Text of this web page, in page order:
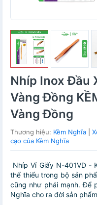
Nhíp Inox Đầu
Vàng Đồng
Vàng Đồng
Thương hiệu: Kềm Nghĩa
cạo của Kềm Nghĩa
Nhíp Vỉ Giấy N-401VD -
thể thiếu trong bộ sản
cũng như phái mạnh. Để
Nghĩa cho ra đời sản